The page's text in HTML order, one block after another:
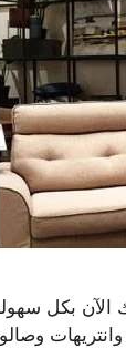
الآن بكل